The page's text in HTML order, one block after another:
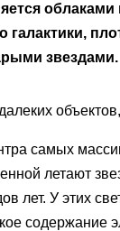
галактики,
звездами.
самых
летают
лет. У этих
содержание